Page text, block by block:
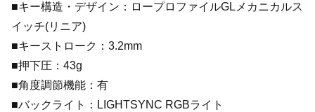
■キー構造・デザイン：ロープロファイルGLメカニカルス
イッチ(リニア)
■キーストローク：3.2mm
■押下圧：43g
■角度調節機能：有
■バックライト：LIGHTSYNC RGBライト